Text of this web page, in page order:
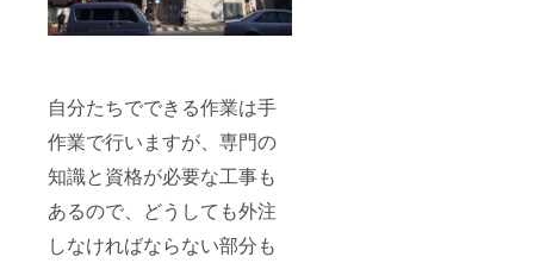
自分たちでできる作業は手
作業で行いますが、専門の
知識と資格が必要な工事も
あるので、どうしても外注
しなければならない部分も